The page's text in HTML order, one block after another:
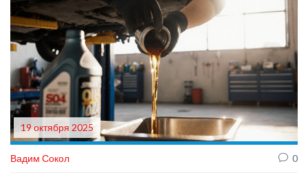
19 октября 2025
Вадим Сокол 0